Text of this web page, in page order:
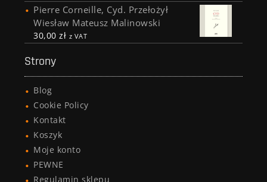
Pierre Corneille, Cyd. Przełożył
Wiesław Mateusz Malinowski
30,00zł z VAT
Strony
Blog
Cookie Policy
Kontakt
Koszyk
Moje konto
PEWNE
Regulamin sklepu